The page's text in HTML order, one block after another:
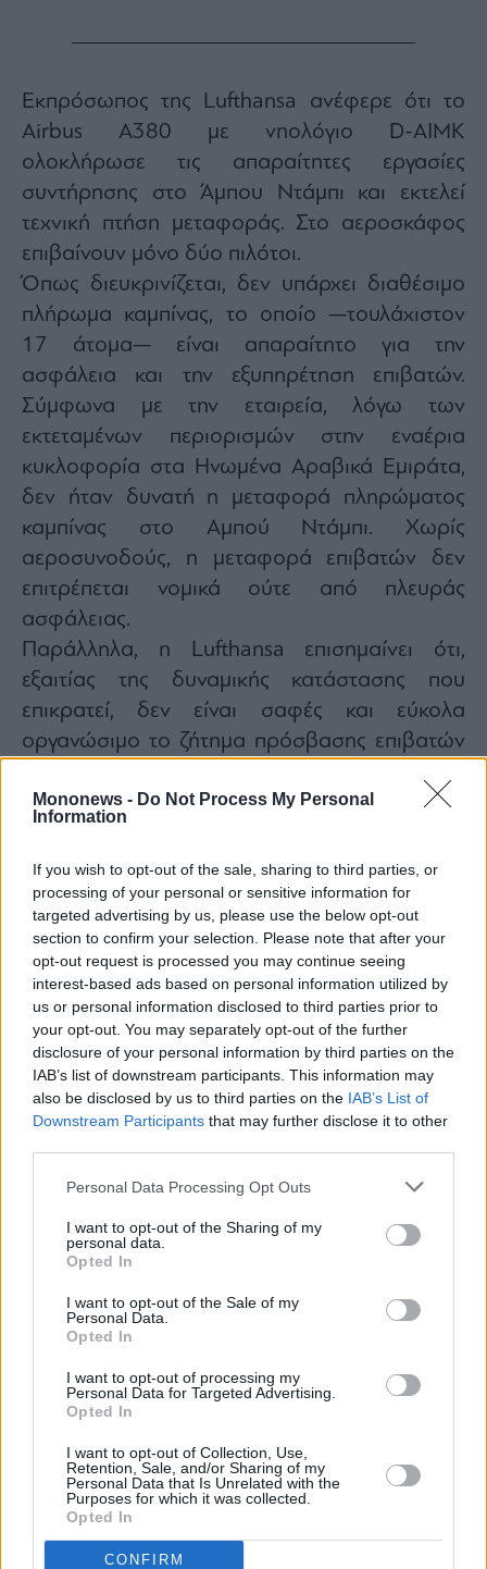
Mononews - Do Not Process My Personal
Information
If you wish to opt-out of the sale, sharing to third parties, or
processing of your personal or sensitive information for
targeted advertising by us, please use the below opt-out
section to confirm your selection. Please note that after your
opt-out request is processed you may continue seeing
interest-based ads based on personal information utilized by
us or personal information disclosed to third parties prior to
your opt-out. You may separately opt-out of the further
disclosure of your personal information by third parties on the
IAB’s list of downstream participants. This information may
also be disclosed by us to third parties on the IAB’s List of
Downstream Participants that may further disclose it to other
Personal Data Processing Opt Outs
I want to opt-out of the Sharing of my
personal data.
Opted In
I want to opt-out of the Sale of my
Personal Data.
Opted In
I want to opt-out of processing my
Personal Data for Targeted Advertising.
Opted In
I want to opt-out of Collection, Use,
Retention, Sale, and/or Sharing of my
Personal Data that Is Unrelated with the
Purposes for which it was collected.
Opted In
CONFIRM
Εκπρόσωπος της Lufthansa ανέφερε ότι το
Airbus A380 με νηολόγιο D-AIMK
ολοκλήρωσε τις απαραίτητες εργασίες
συντήρησης στο Άμπου Ντάμπι και εκτελεί
τεχνική πτήση μεταφοράς. Στο αεροσκάφος
επιβαίνουν μόνο δύο πιλότοι.
Όπως διευκρινίζεται, δεν υπάρχει διαθέσιμο
πλήρωμα καμπίνας, το οποίο —τουλάχιστον
17 άτομα— είναι απαραίτητο για την
ασφάλεια και την εξυπηρέτηση επιβατών.
Σύμφωνα με την εταιρεία, λόγω των
εκτεταμένων περιορισμών στην εναέρια
κυκλοφορία στα Ηνωμένα Αραβικά Εμιράτα,
δεν ήταν δυνατή η μεταφορά πληρώματος
καμπίνας στο Αμπού Ντάμπι. Χωρίς
αεροσυνοδούς, η μεταφορά επιβατών δεν
επιτρέπεται νομικά ούτε από πλευράς
ασφάλειας.
Παράλληλα, η Lufthansa επισημαίνει ότι,
εξαιτίας της δυναμικής κατάστασης που
επικρατεί, δεν είναι σαφές και εύκολα
οργανώσιμο το ζήτημα πρόσβασης επιβατών
μπορεί να διασφαλιστεί αξιόπιστος
ασφαλείας και επιβίβαση.